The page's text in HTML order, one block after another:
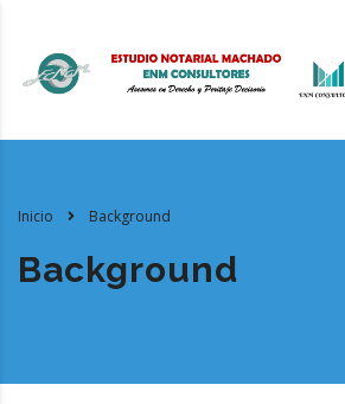
Inicio Background
Background